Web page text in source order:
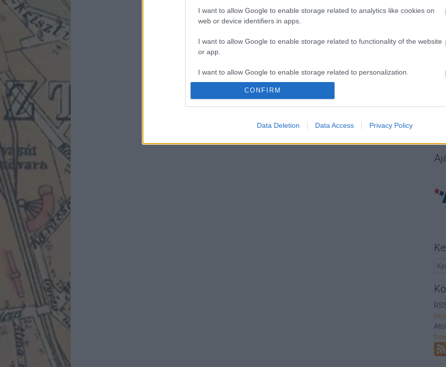
I want to allow Google to enable storage related to analytics like cookies on
web or device identifiers in apps.
I want to allow Google to enable storage related to functionality of the website
or app.
I want to allow Google to enable storage related to personalization.
authentication functionality and fraud prevention, and other user protection.
CONFIRM
Data Deletion Data Access Privacy Policy
A
A
A
A